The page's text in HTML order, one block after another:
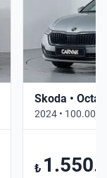
Skoda •
2024 • 100.000
₺